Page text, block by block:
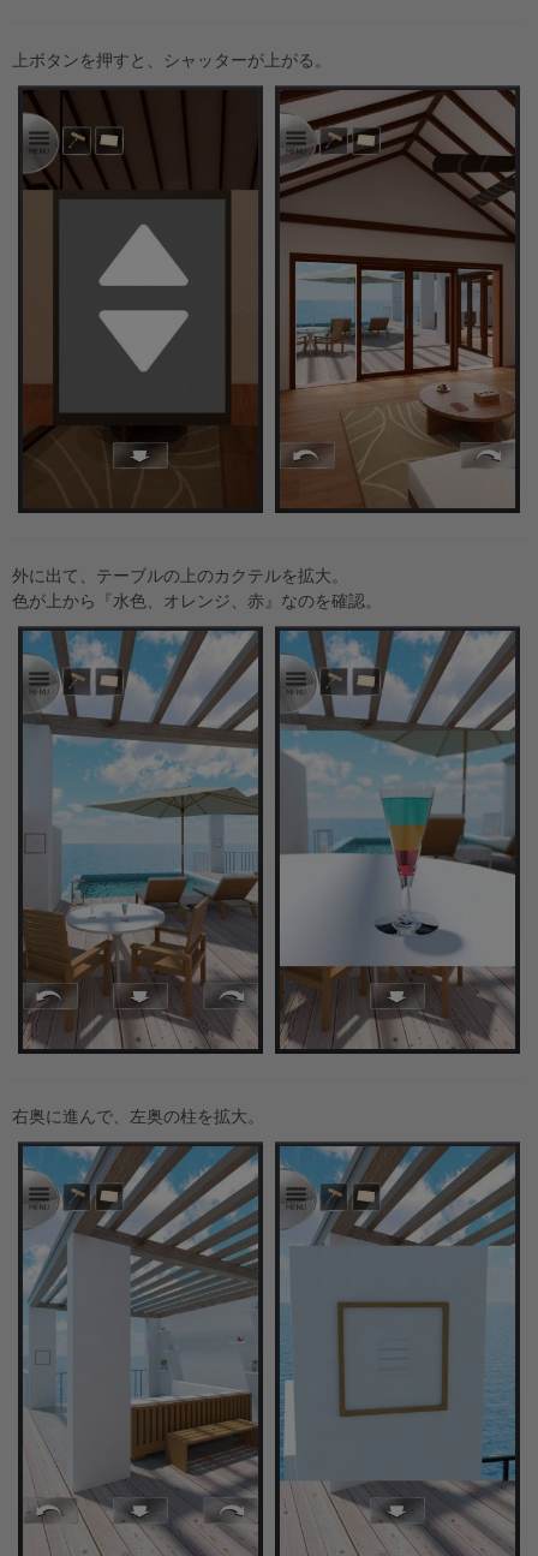
上ボタンを押すと、シャッターが上がる。
外に出て、テーブルの上のカクテルを拡大。
色が上から『水色、オレンジ、赤』なのを確認。
右奥に進んで、左奥の柱を拡大。